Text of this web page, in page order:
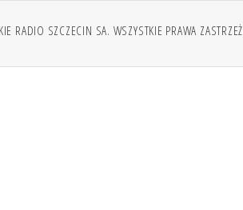
RADIO SZCZECIN SA. WSZYSTKIE PRAWA